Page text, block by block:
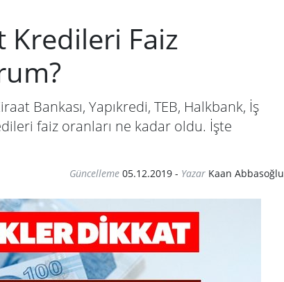
Kredileri Faiz
Bankası, Yapıkredi, TEB, Halkbank, İş
faiz oranları ne kadar oldu. İşte
Güncelleme 05.12.2019- Yazar Kaan Abbasoğlu